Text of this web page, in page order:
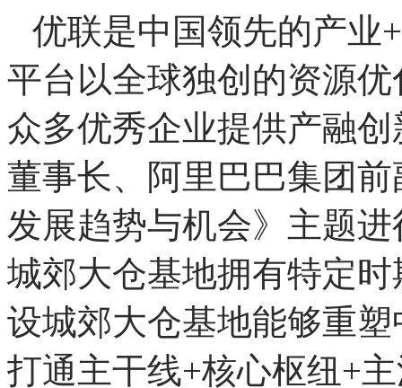
优联是中国领先的产业
平台以全球独创的资源
众多优秀企业提供产融
董事长、阿里巴巴集团